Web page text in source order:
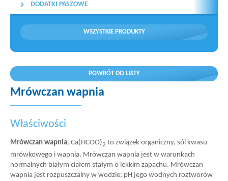
DODATKI PASZOWE
WSZYSTKIE PRODUKTY
POWRÓT DO LISTY
Mrówczan wapnia
Właściwości
Mrówczan wapnia, Ca(HCOO)2 to związek organiczny, sól kwasu
mrówkowego i wapnia. Mrówczan wapnia jest w warunkach
normalnych białym ciałem stałym o lekkim zapachu. Mrówczan
wapnia jest rozpuszczalny w wodzie; pH jego wodnych roztworów